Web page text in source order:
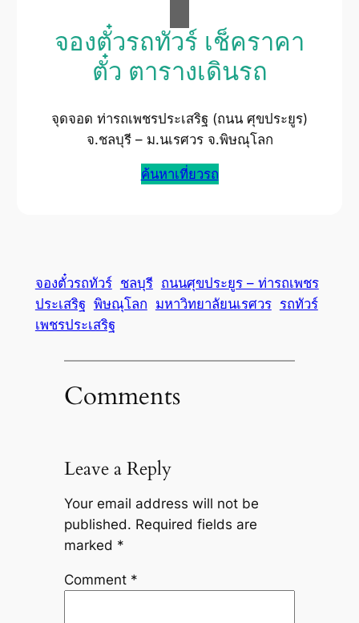
จองตั๋วรถทัวร์ เช็คราคา
ตั๋ว ตารางเดินรถ
จุดจอด ท่ารถเพชรประเสริฐ (ถนน ศุขประยูร)
จ.ชลบุรี – ม.นเรศวร จ.พิษณุโลก
ค้นหาเที่ยวรถ
จองตั๋วรถทัวร์ ชลบุรี ถนนศุขประยูร – ท่ารถเพชร
ประเสริฐ พิษณุโลก มหาวิทยาลัยนเรศวร รถทัวร์
เพชรประเสริฐ
Comments
Leave a Reply
Your email address will not be
published. Required fields are
marked *
Comment *